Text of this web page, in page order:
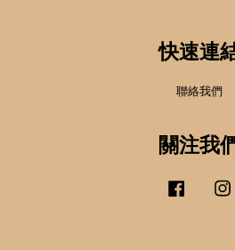
快速連
聯絡我們
關注我
Facebook